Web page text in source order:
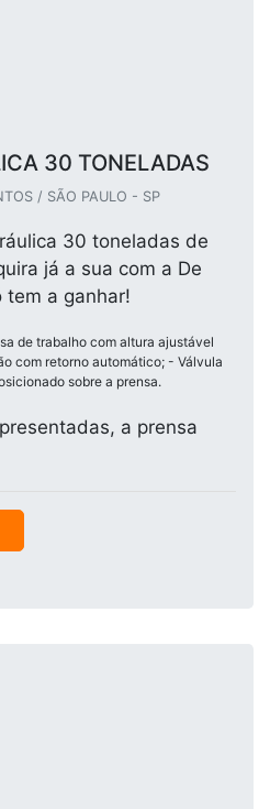
30 TONELADAS
/ SÃO PAULO - SP
30 toneladas de
já a sua com a De
tem a ganhar!
de trabalho com altura ajustável
com retorno automático; - Válvula
sobre a prensa.
a prensa